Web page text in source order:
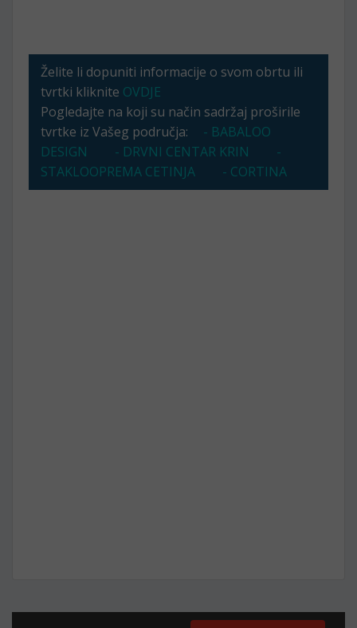
Želite li dopuniti informacije o svom obrtu ili
tvrtki kliknite OVDJE
Pogledajte na koji su način sadržaj proširile
tvrtke iz Vašeg područja:
- BABALOO
DESIGN
- DRVNI CENTAR KRIN
-
STAKLOOPREMA CETINJA
- CORTINA